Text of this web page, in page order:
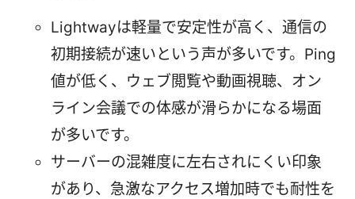
Lightwayは軽量で安定性が高く、通信の
初期接続が速いという声が多いです。Ping
値が低く、ウェブ閲覧や動画視聴、オン
ライン会議での体感が滑らかになる場面
が多いです。
サーバーの混雑度に左右されにくい印象
があり、急激なアクセス増加時でも耐性を